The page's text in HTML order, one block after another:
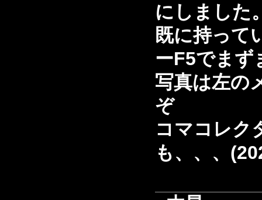
にしました
既に持って
ーF5でまず
写真は左の
ぞ
コマコレク
も、、、